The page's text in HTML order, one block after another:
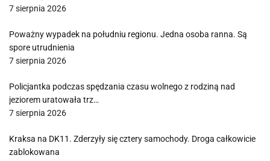
7 sierpnia 2026
Poważny wypadek na południu regionu. Jedna osoba ranna. Są
spore utrudnienia
7 sierpnia 2026
Policjantka podczas spędzania czasu wolnego z rodziną nad
jeziorem uratowała trz…
7 sierpnia 2026
Kraksa na DK11. Zderzyły się cztery samochody. Droga całkowicie
zablokowana